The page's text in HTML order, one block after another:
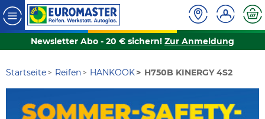
Newsletter Abo - 20 € sichern! Zur Anmeldung
Startseite Reifen HANKOOK H750B KINERGY 4S2